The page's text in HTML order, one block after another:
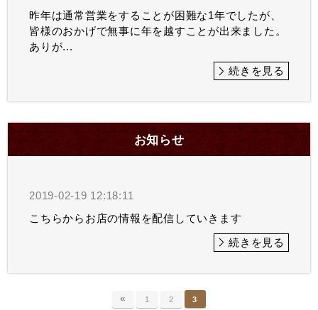
昨年は通常営業をすることが困難な1年でしたが、
皆様のおかげで無事に年を越すことが出来ました。
ありが...
続きを見る
お知らせ
2019-02-19 12:18:11
こちらからお店の情報を配信していきます
続きを見る
« 1 2 3